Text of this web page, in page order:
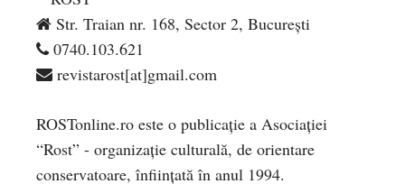
Str. Traian nr. 168, Sector 2, București
0740.103.621
revistarost[at]gmail.com
ROSTonline.ro este o publicaţie a Asociaţiei
“Rost” - organizaţie culturală, de orientare
conservatoare, înfiinţată în anul 1994.